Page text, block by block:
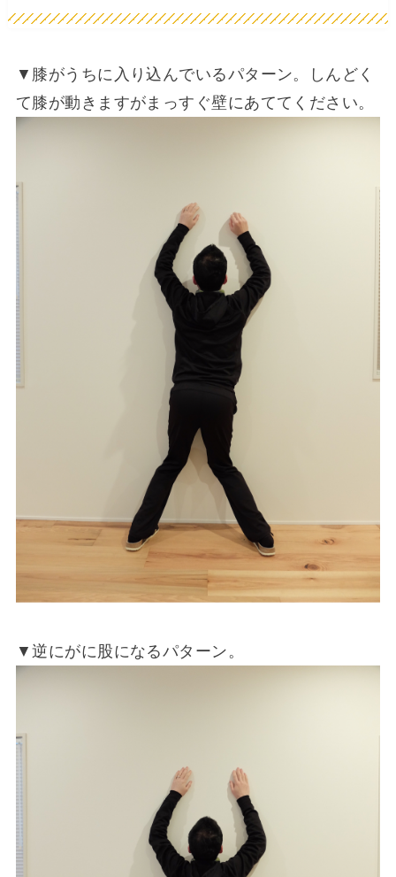
▼膝がうちに入り込んでいるパターン。しんどく
て膝が動きますがまっすぐ壁にあててください。
▼逆にがに股になるパターン。